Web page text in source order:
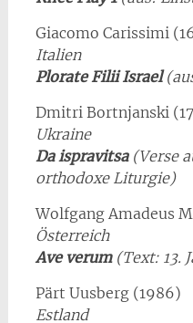
Giacomo Carissimi
Italien
Plorate Filii Israel
Dmitri Bortnjanski
Ukraine
Da ispravitsa (Verse
orthodoxe Liturgie)
Wolfgang Amadeus
Österreich
Ave verum(Text: 13.
Pärt Uusberg (1986)
Estland